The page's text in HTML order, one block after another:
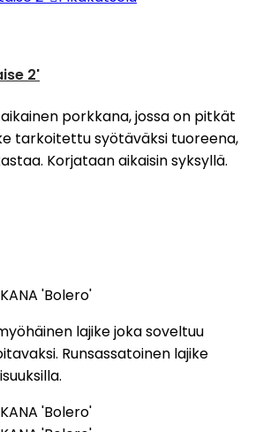
2'
porkkana, jossa on pitkät
tarkoitettu syötäväksi tuoreena,
Korjataan aikaisin syksyllä.
lajike joka soveltuu
Runsassatoinen lajike